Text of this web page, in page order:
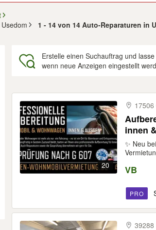
1 - 14 von 14 Auto-Reparaturen in
Erstelle einen Suchauftrag und
wenn neue Anzeigen eingestellt
20
innen
✨ Neu
VB
PRO
39288